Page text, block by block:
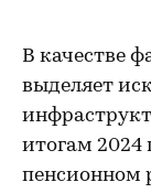
В качестве
выделяет
итогам 2024
пенсионном